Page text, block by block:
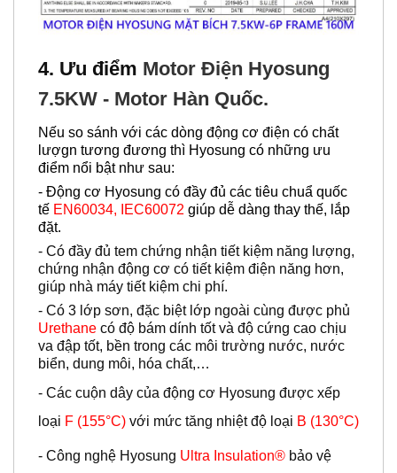
7.5KW - Motor Hàn Quốc.
Nếu so sánh với các dòng động cơ điện có chất
lượgn tương đương thì Hyosung có những ưu
điểm nổi bật như sau:
- Động cơ Hyosung có đầy đủ các tiêu chuẩ quốc
tếEN60034, IEC60072 giúp dễ dàng thay thế, lắp
đặt.
- Có đầy đủ tem chứng nhận tiết kiệm năng lượng,
chứng nhận động cơ có tiết kiệm điện năng hơn,
giúp nhà máy tiết kiệm chi phí.
- Có 3 lớp sơn, đặc biệt lớp ngoài cùng được phủ
Urethanecó độ bám dính tốt và độ cứng cao chịu
va đập tốt, bền trong các môi trường nước, nước
biển, dung môi, hóa chất,…
- Các cuộn dây của động cơ Hyosung được xếp
loạiF (155°C)với mức tăng nhiệt độ loạiB (130°C)
- Công nghệ Hyosung Ultra Insulation®bảo vệ
cuộn dây và kéo dài tuổi thọ của động cơ giúp cho